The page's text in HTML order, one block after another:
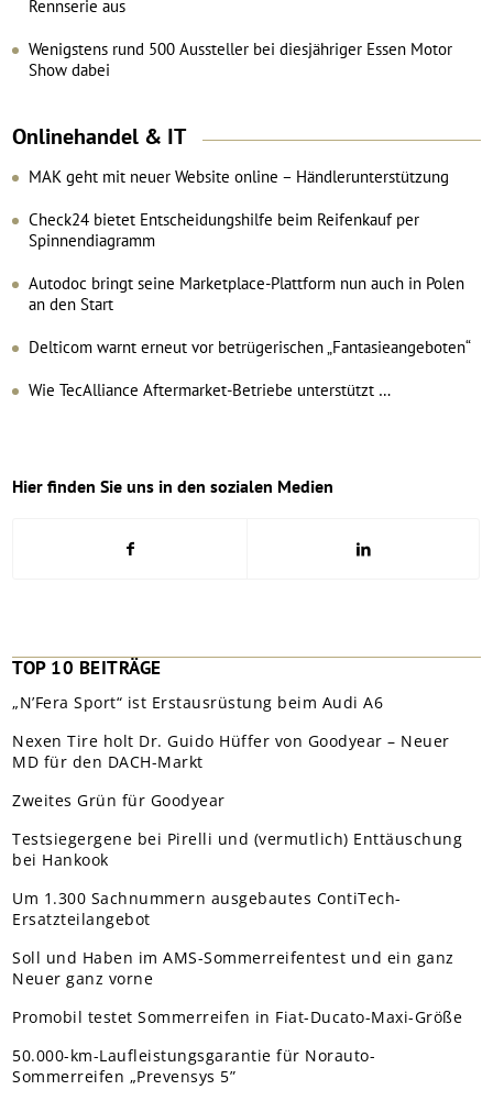
Rennserie aus
Wenigstens rund 500 Aussteller bei diesjähriger Essen Motor
Show dabei
Onlinehandel & IT
MAK geht mit neuer Website online – Händlerunterstützung
Check24 bietet Entscheidungshilfe beim Reifenkauf per
Spinnendiagramm
Autodoc bringt seine Marketplace-Plattform nun auch in Polen
an den Start
Delticom warnt erneut vor betrügerischen „Fantasieangeboten“
Wie TecAlliance Aftermarket-Betriebe unterstützt …
Hier finden Sie uns in den sozialen Medien
TOP 10 BEITRÄGE
„N’Fera Sport“ ist Erstausrüstung beim Audi A6
Nexen Tire holt Dr. Guido Hüffer von Goodyear – Neuer
MD für den DACH-Markt
Zweites Grün für Goodyear
Testsiegergene bei Pirelli und (vermutlich) Enttäuschung
bei Hankook
Um 1.300 Sachnummern ausgebautes ContiTech-
Ersatzteilangebot
Soll und Haben im AMS-Sommerreifentest und ein ganz
Neuer ganz vorne
Promobil testet Sommerreifen in Fiat-Ducato-Maxi-Größe
50.000-km-Laufleistungsgarantie für Norauto-
Sommerreifen „Prevensys 5”